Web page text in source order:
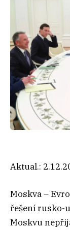
Aktual.:
Moskva –
řešení rusko-
Moskvu